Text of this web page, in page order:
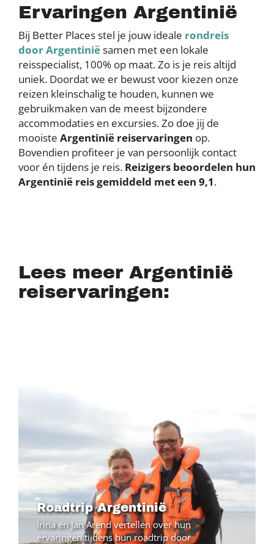
Ervaringen Argentinië
Bij Better Places stel je jouw ideale rondreis
door Argentiniësamen met een lokale
reisspecialist, 100% op maat. Zo is je reis altijd
uniek. Doordat we er bewust voor kiezen onze
reizen kleinschalig te houden, kunnen we
gebruikmaken van de meest bijzondere
accommodaties en excursies. Zo doe jij de
mooiste Argentinië reiservaringen op.
Bovendien profiteer je van persoonlijk contact
voor én tijdens je reis. Reizigers beoordelen hun
Argentinië reis gemiddeld met een 9,1.
Lees meer Argentinië
reiservaringen:
Roadtrip Argentinië
Irina en Jan Arend vertellen over hun
ervaringen tijdens hun roadtrip door